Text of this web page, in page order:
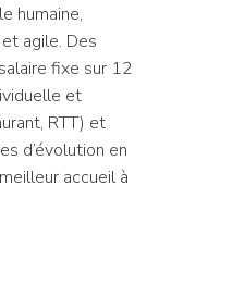
humaine,
agile. Des
fixe sur 12
et
RTT) et
d’évolution en
accueil à